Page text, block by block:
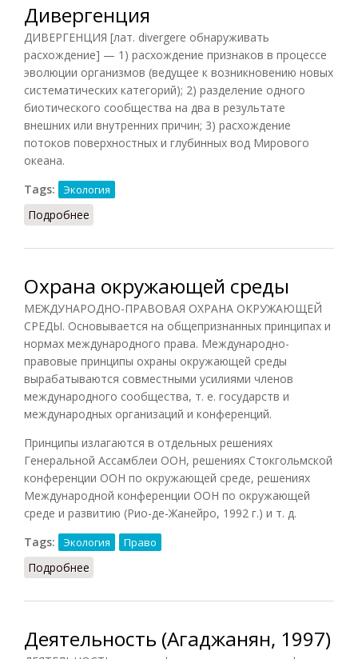
Дивергенция
ДИВЕРГЕНЦИЯ [лат. divergere обнаруживать
расхождение] — 1) расхождение признаков в процессе
эволюции организмов (ведущее к возникновению новых
систематических категорий); 2) разделение одного
биотического сообщества на два в результате
внешних или внутренних причин; 3) расхождение
потоков поверхностных и глубинных вод Мирового
океана.
Tags:
Экология
Подробнее
Охрана окружающей среды
МЕЖДУНАРОДНО-ПРАВОВАЯ ОХРАНА ОКРУЖАЮЩЕЙ
СРЕДЫ. Основывается на общепризнанных принципах и
нормах международного права. Международно-
правовые принципы охраны окружающей среды
вырабатываются совместными усилиями членов
международного сообщества, т. е. государств и
международных организаций и конференций.
Принципы излагаются в отдельных решениях
Генеральной Ассамблеи ООН, решениях Стокгольмской
конференции ООН по окружающей среде, решениях
Международной конференции ООН по окружающей
среде и развитию (Рио-де-Жанейро, 1992 г.) и т. д.
Tags:
Экология Право
Подробнее
Деятельность (Агаджанян, 1997)